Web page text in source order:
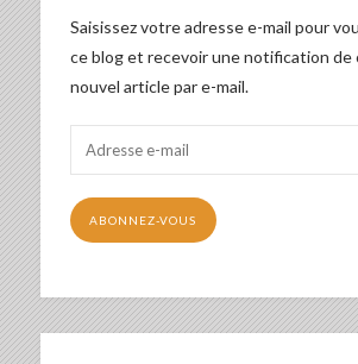
Saisissez votre adresse e-mail pour
ce blog et recevoir une notification de
nouvel article par e-mail.
mail
ABONNEZ-VOUS